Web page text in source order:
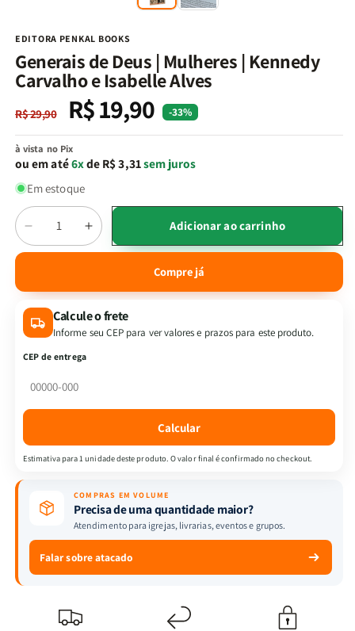
EDITORA PENKAL BOOKS
Generais de Deus | Mulheres | Kennedy
Carvalho e Isabelle Alves
Preço
normal
R$ 29,90
Preço
promocional
R$ 19,90 -33%
à vista no Pix
ou em até6xde R$ 3,31sem juros
Em estoque
Quantidade
Diminuir
a
Generais
de
Deus
Mulheres
|
Isabelle
Alves
Aumentar
a
quantidade
Generais
de
Deus
Isabelle
Alves
Adicionar ao carrinho
Compre já
Calcule o frete
Informe seu CEP para ver valores e prazos para este produto.
CEP de entrega
Calcular
Estimativa para 1 unidade deste produto. O valor final é confirmado no checkout.
COMPRAS EM VOLUME
Precisa de uma quantidade maior?
Atendimento para igrejas, livrarias, eventos e grupos.
Falar sobre atacado